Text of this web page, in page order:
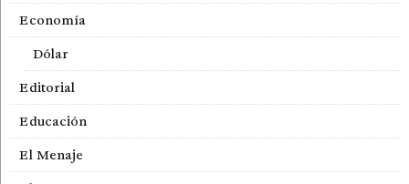
Economía
Dólar
Editorial
Educación
El Menaje